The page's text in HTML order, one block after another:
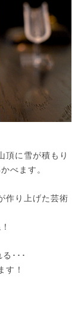
頂に雪が積もり
べます。
作り上げた芸術
･･･
す！